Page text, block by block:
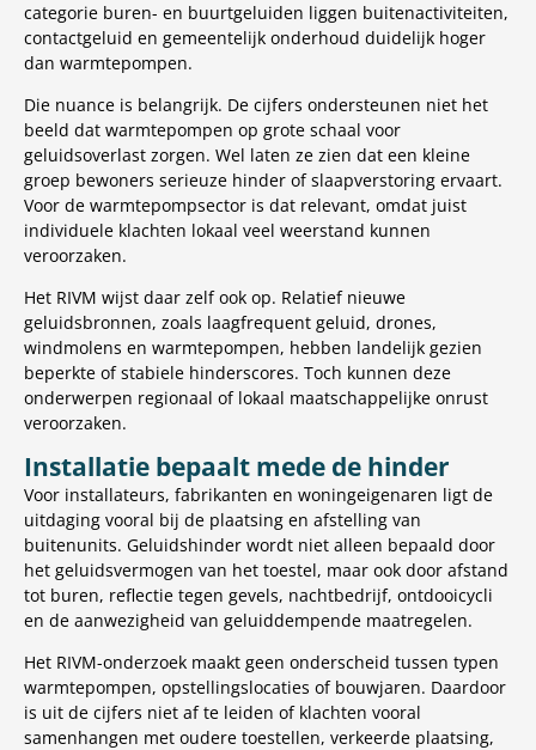
categorie buren- en buurtgeluiden liggen buitenactiviteiten,
contactgeluid en gemeentelijk onderhoud duidelijk hoger
dan warmtepompen.
Die nuance is belangrijk. De cijfers ondersteunen niet het
beeld dat warmtepompen op grote schaal voor
geluidsoverlast zorgen. Wel laten ze zien dat een kleine
groep bewoners serieuze hinder of slaapverstoring ervaart.
Voor de warmtepompsector is dat relevant, omdat juist
individuele klachten lokaal veel weerstand kunnen
veroorzaken.
Het RIVM wijst daar zelf ook op. Relatief nieuwe
geluidsbronnen, zoals laagfrequent geluid, drones,
windmolens en warmtepompen, hebben landelijk gezien
beperkte of stabiele hinderscores. Toch kunnen deze
onderwerpen regionaal of lokaal maatschappelijke onrust
veroorzaken.
Installatie bepaalt mede de hinder
Voor installateurs, fabrikanten en woningeigenaren ligt de
uitdaging vooral bij de plaatsing en afstelling van
buitenunits. Geluidshinder wordt niet alleen bepaald door
het geluidsvermogen van het toestel, maar ook door afstand
tot buren, reflectie tegen gevels, nachtbedrijf, ontdooicycli
en de aanwezigheid van geluiddempende maatregelen.
Het RIVM-onderzoek maakt geen onderscheid tussen typen
warmtepompen, opstellingslocaties of bouwjaren. Daardoor
is uit de cijfers niet af te leiden of klachten vooral
samenhangen met oudere toestellen, verkeerde plaatsing,